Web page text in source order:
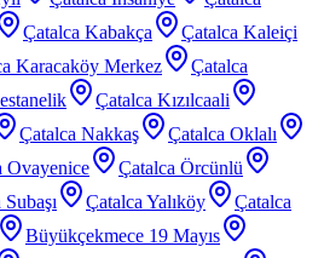
Çatalca Kabakça
Çatalca Kaleiçi
Karacaköy Merkez
Çatalca
Çatalca Kızılcaali
Çatalca Nakkaş
Çatalca Oklalı
Ovayenice
Çatalca Örcünlü
Çatalca Yalıköy
Çatalca
Büyükçekmece 19 Mayıs